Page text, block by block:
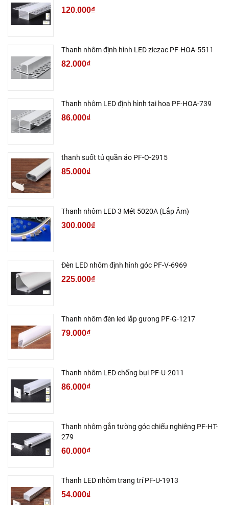
120.000₫
Thanh nhôm định hình LED ziczac PF-HOA-5511
82.000₫
Thanh nhôm LED định hình tai hoa PF-HOA-739
86.000₫
thanh suốt tủ quần áo PF-O-2915
85.000₫
Thanh nhôm LED 3 Mét 5020A (Lắp Âm)
300.000₫
Đèn LED nhôm định hình góc PF-V-6969
225.000₫
Thanh nhôm đèn led lắp gương PF-G-1217
79.000₫
Thanh nhôm LED chống bụi PF-U-2011
86.000₫
Thanh nhôm gắn tường góc chiếu nghiêng PF-HT-
279
60.000₫
Thanh LED nhôm trang trí PF-U-1913
54.000₫